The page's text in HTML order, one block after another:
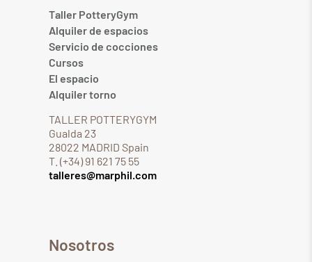
Taller PotteryGym
Alquiler de espacios
Servicio de cocciones
Cursos
El espacio
Alquiler torno
TALLER POTTERYGYM
Gualda 23
28022 MADRID Spain
T. (+34) 91 621 75 55
talleres@marphil.com
Nosotros